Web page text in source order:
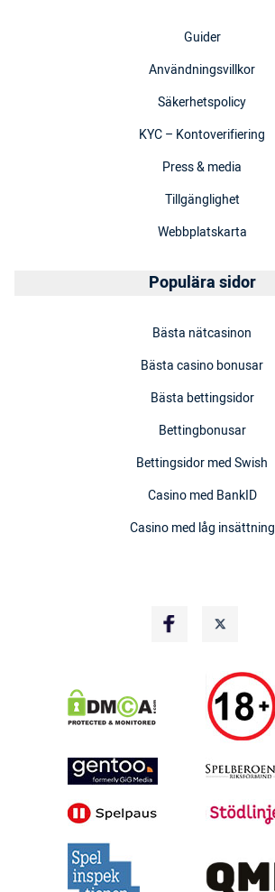
Guider
Användningsvillkor
Säkerhetspolicy
KYC – Kontoverifiering
Press & media
Tillgänglighet
Webbplatskarta
Populära sidor
Bästa nätcasinon
Bästa casino bonusar
Bästa bettingsidor
Bettingbonusar
Bettingsidor med Swish
Casino med BankID
Casino med låg insättning